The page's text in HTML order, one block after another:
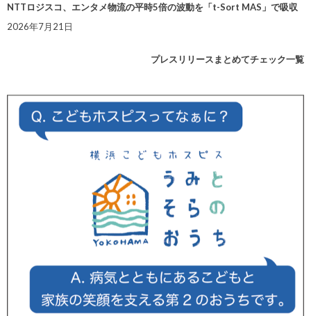
NTTロジスコ、エンタメ物流の平時5倍の波動を「t-Sort MAS」で吸収
2026年7月21日
プレスリリースまとめてチェック一覧